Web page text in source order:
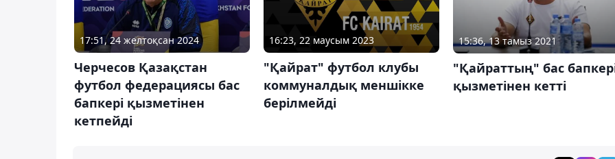
17:51, 24 желтоқсан 2024
Черчесов Қазақстан
футбол федерациясы бас
бапкері қызметінен
кетпейді
16:23, 22 маусым 2023
"Қайрат" футбол клубы
коммуналдық меншікке
берілмейді
15:36, 13 тамыз 2021
"Қайраттың" бас
қызметінен кетті